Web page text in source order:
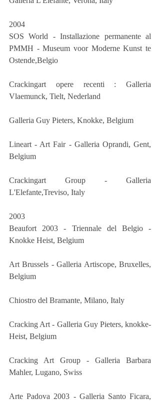
2004
SOS World - Installazione permanente al
PMMH - Museum voor Moderne Kunst te
Ostende,Belgio
Crackingart opere recenti : Galleria
Vlaemunck, Tielt, Nederland
Galleria Guy Pieters, Knokke, Belgium
Lineart - Art Fair - Galleria Oprandi, Gent,
Belgium
Crackingart Group - Galleria
L'Elefante,Treviso, Italy
2003
Beaufort 2003 - Triennale del Belgio -
Knokke Heist, Belgium
Art Brussels - Galleria Artiscope, Bruxelles,
Belgium
Chiostro del Bramante, Milano, Italy
Cracking Art - Galleria Guy Pieters, knokke-
Heist, Belgium
Cracking Art Group - Galleria Barbara
Mahler, Lugano, Swiss
Arte Padova 2003 - Galleria Santo Ficara,